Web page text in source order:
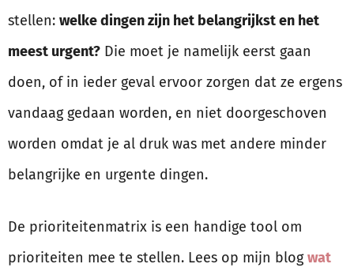
stellen: welke dingen zijn het belangrijkst en het
meest urgent? Die moet je namelijk eerst gaan
doen, of in ieder geval ervoor zorgen dat ze ergens
vandaag gedaan worden, en niet doorgeschoven
worden omdat je al druk was met andere minder
belangrijke en urgente dingen.
De prioriteitenmatrix is een handige tool om
prioriteiten mee te stellen. Lees op mijn blogwat